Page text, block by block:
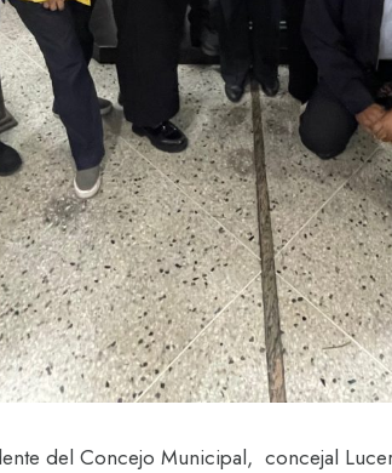
del Concejo Municipal, concejal